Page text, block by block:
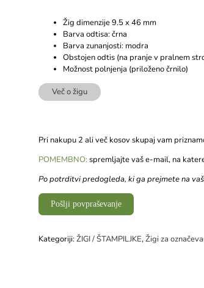
Žig dimenzije 9.5 x 46 mm
Barva odtisa: črna
Barva zunanjosti: modra
Obstojen odtis (na pranje v pralnem
Možnost polnjenja (priloženo črnilo)
Več o žigu
Pri nakupu 2 ali več kosov skupaj vam
POMEMBNO: spremljajte vaš e-mail, na
Po potrditvi predogleda, ki ga prejmete na
Pošlji povpraševanje
Kategoriji:ŽIGI / ŠTAMPILJKE,Žigi za